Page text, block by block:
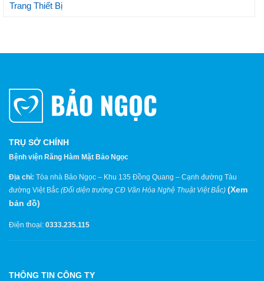
Trang Thiết Bị
TRỤ SỞ CHÍNH
Bệnh viện Răng Hàm Mặt Bảo Ngọc
Địa chỉ: Tòa nhà Bảo Ngọc – Khu 135 Đồng Quang – Cạnh đường Tàu
đường Việt Bắc (Đối diện trường CĐ Văn Hóa Nghệ Thuật Việt Bắc) (Xem
bản đồ)
Điện thoại: 0333.235.115
THÔNG TIN CÔNG TY